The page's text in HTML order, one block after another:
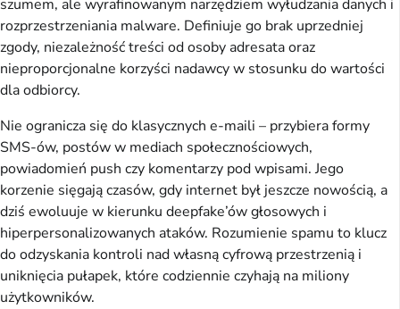
szumem, ale wyrafinowanym narzędziem wyłudzania danych i
rozprzestrzeniania malware. Definiuje go brak uprzedniej
zgody, niezależność treści od osoby adresata oraz
nieproporcjonalne korzyści nadawcy w stosunku do wartości
dla odbiorcy.
Nie ogranicza się do klasycznych e-maili – przybiera formy
SMS-ów, postów w mediach społecznościowych,
powiadomień push czy komentarzy pod wpisami. Jego
korzenie sięgają czasów, gdy internet był jeszcze nowością, a
dziś ewoluuje w kierunku deepfake’ów głosowych i
hiperpersonalizowanych ataków. Rozumienie spamu to klucz
do odzyskania kontroli nad własną cyfrową przestrzenią i
uniknięcia pułapek, które codziennie czyhają na miliony
użytkowników.